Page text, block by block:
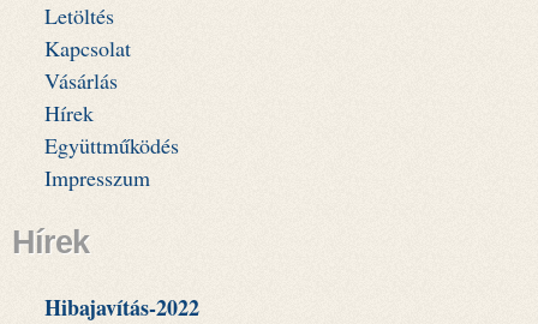
Letöltés
Kapcsolat
Vásárlás
Hírek
Együttműködés
Impresszum
Hírek
Hibajavítás-2022